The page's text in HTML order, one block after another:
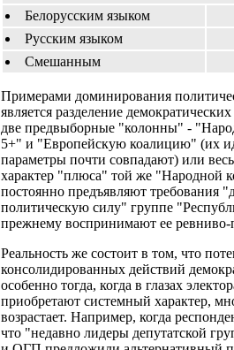
Белорусским языком
Русским языком
Смешанным
Примерами доминирования
является разделение
две предвыборные "колонны" -
5+" и "Европейскую коалицию" (их
параметры почти совпадают) или
характер "плюса" той же "Народной
постоянно предъявляют требования
политическую силу" группе
прежнему воспринимают ее ревниво-
Реальность же состоит в том, что
консолидированных действий
особенно тогда, когда в глазах
приобретают системный характер,
возрастает. Например, когда
что "недавно лидеры депутатской